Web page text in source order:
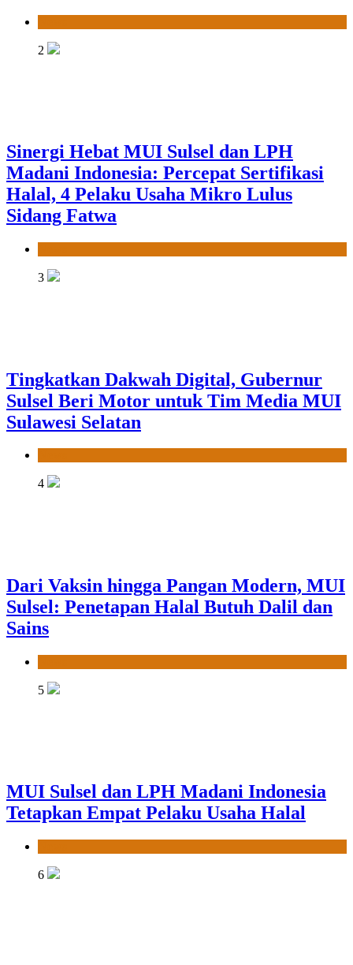
2
Sinergi Hebat MUI Sulsel dan LPH
Madani Indonesia: Percepat Sertifikasi
Halal, 4 Pelaku Usaha Mikro Lulus
Sidang Fatwa
3
Tingkatkan Dakwah Digital, Gubernur
Sulsel Beri Motor untuk Tim Media MUI
Sulawesi Selatan
4
Dari Vaksin hingga Pangan Modern, MUI
Sulsel: Penetapan Halal Butuh Dalil dan
Sains
5
MUI Sulsel dan LPH Madani Indonesia
Tetapkan Empat Pelaku Usaha Halal
6